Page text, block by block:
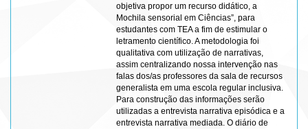
objetiva propor um recurso didático, a
Mochila sensorial em Ciências”, para
estudantes com TEA a fim de estimular o
letramento científico. A metodologia foi
qualitativa com utilização de narrativas,
assim centralizando nossa intervenção nas
falas dos/as professores da sala de recursos
generalista em uma escola regular inclusiva.
Para construção das informações serão
utilizadas a entrevista narrativa episódica e a
entrevista narrativa mediada. O diário de